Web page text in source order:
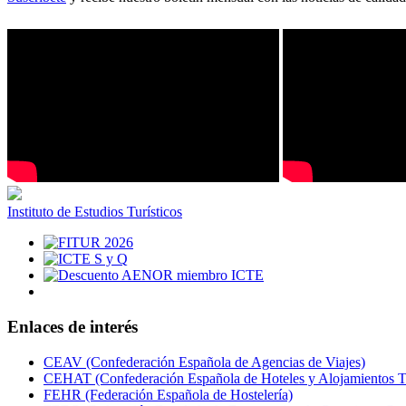
Instituto de Estudios Turísticos
Enlaces de interés
CEAV (Confederación Española de Agencias de Viajes)
CEHAT (Confederación Española de Hoteles y Alojamientos
FEHR (Federación Española de Hostelería)